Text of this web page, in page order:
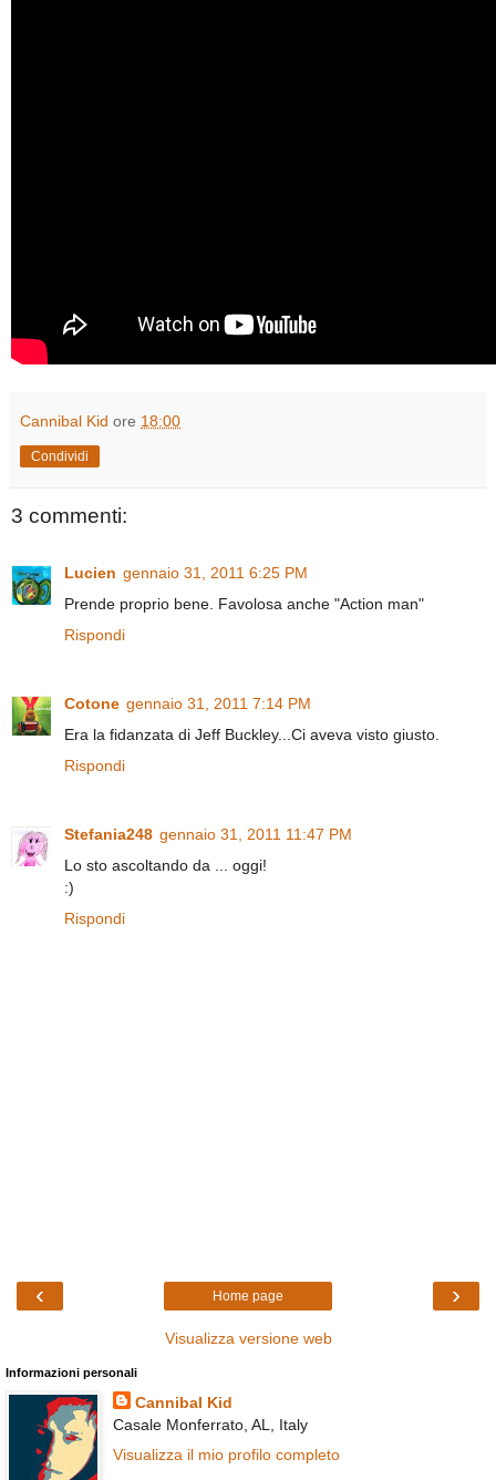
Cannibal Kid ore 18:00
Condividi
3 commenti:
Lucien gennaio 31, 2011 6:25 PM
Prende proprio bene. Favolosa anche "Action man"
Rispondi
Cotone gennaio 31, 2011 7:14 PM
Era la fidanzata di Jeff Buckley...Ci aveva visto giusto.
Rispondi
Stefania248 gennaio 31, 2011 11:47 PM
Lo sto ascoltando da ... oggi!
:)
Rispondi
‹ ›
Home page
Visualizza versione web
Informazioni personali
Cannibal Kid
Casale Monferrato, AL, Italy
Visualizza il mio profilo completo